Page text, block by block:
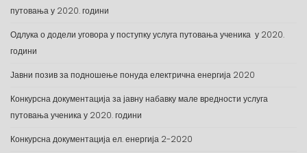
путовања у 2020. години
Одлука о додели уговора у поступку услуга путовања ученика у 2020.
години
Јавни позив за подношење понуда електрична енергија 2020
Конкурсна документација за јавну набавку мале вредности услуга
путовања ученика у 2020. години
Конкурсна документација ел. енергија 2-2020